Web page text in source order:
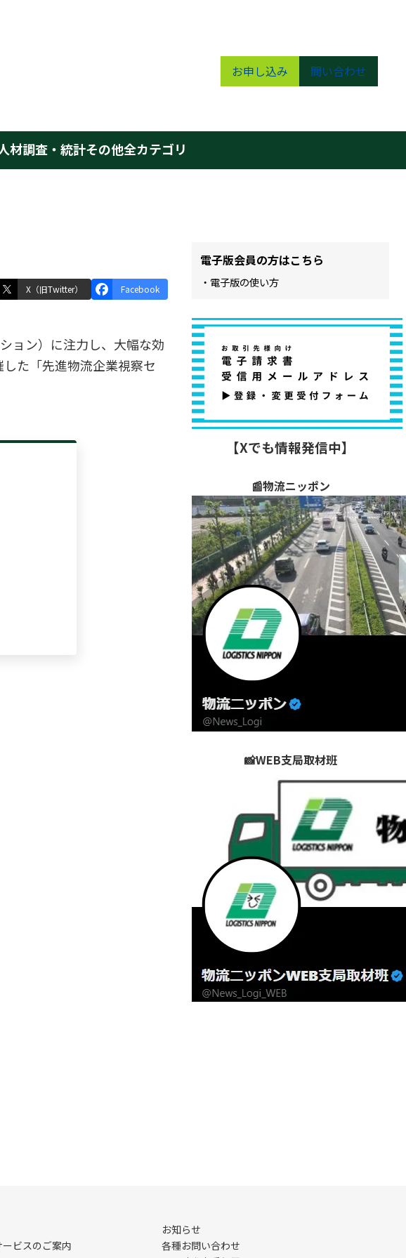
お申し込み 問い合わせ
材調査・統計その他全カテゴリ
X（旧Twitter） Facebook
ョン）に注力し、大幅な効
た「先進物流企業視察セ
電子版会員の方はこちら
・電子版の使い方
【Xでも情報発信中】
📰物流ニッポン
📸WEB支局取材班
ビスのご案内
お知らせ
各種お問い合わせ